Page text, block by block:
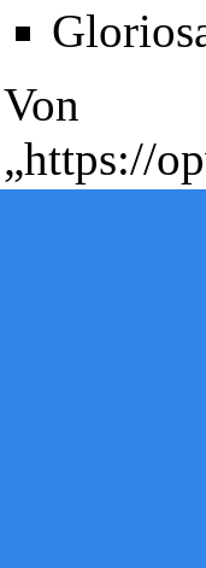
Von
„https://
Powered by
Datenschutz-